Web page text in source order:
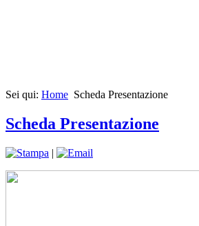
Sei qui: Home Scheda Presentazione
Scheda Presentazione
|